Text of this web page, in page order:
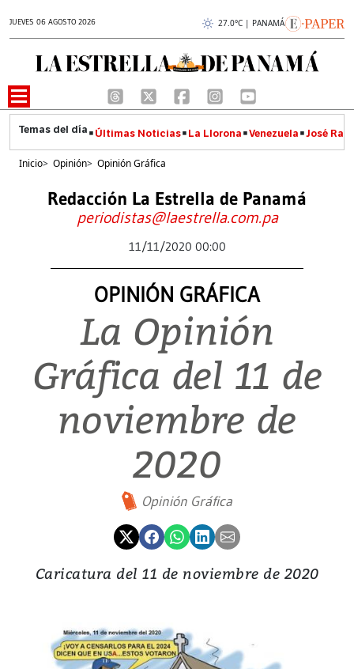
JUEVES 06 AGOSTO 2026 27.0°C | PANAMÁ
Últimas Noticias La Llorona Venezuela José
Inicio> Opinión> Opinión Gráfica
Redacción La Estrella de Panamá
periodistas@laestrella.com.pa
11/11/2020 00:00
OPINIÓN GRÁFICA
La Opinión
Gráfica del 11 de
noviembre de
2020
Opinión Gráfica
Caricatura del 11 de noviembre de 2020